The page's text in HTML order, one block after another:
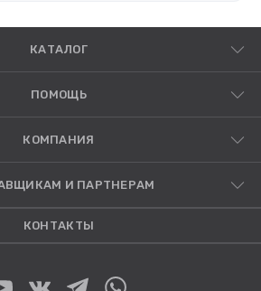
КАТАЛОГ
ПОМОЩЬ
КОМПАНИЯ
И ПАРТНЕРАМ
КОНТАКТЫ